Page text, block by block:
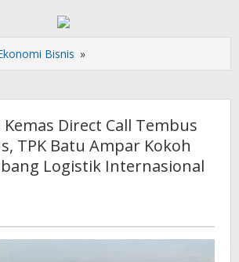
Bisnis »
Peti
Direct
Call
Tembus
58
Ribu
Direct Call Tembus
TPK Batu Ampar Kokoh
Logistik Internasional